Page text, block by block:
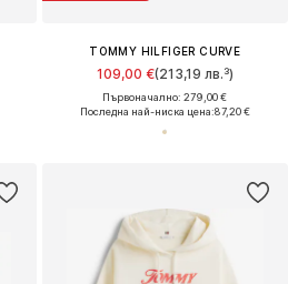
TOMMY HILFIGER CURVE
109,00 €(213,19 лв.³)
Първоначално: 279,00 €
Последна най-ниска цена:87,20 €